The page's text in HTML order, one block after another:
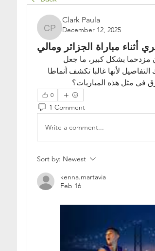
Clark Paula
Clark Paula
December 12, 2025
أثناء مباراة الجزائر ومالي
في مثل هذه المباريات؟
0
1 Comment
Write a comment...
Sort by: Newest
kenna.martavia
Feb 16